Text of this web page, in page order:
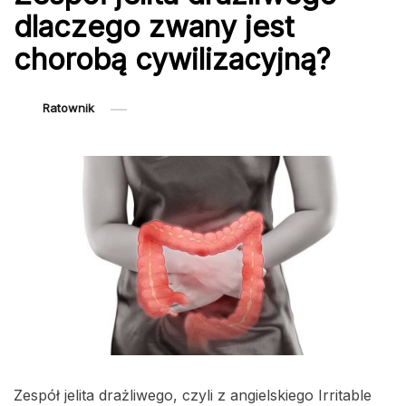
dlaczego zwany jest
chorobą cywilizacyjną?
Ratownik
Zespół jelita drażliwego, czyli z angielskiego Irritable